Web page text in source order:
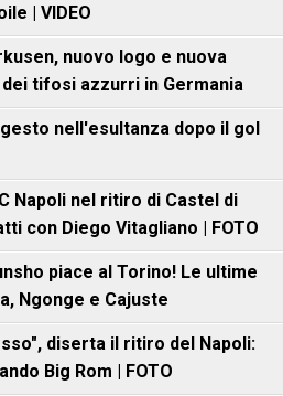
| VIDEO
nuovo logo e nuova
tifosi azzurri in Germania
nell'esultanza dopo il gol
Napoli nel ritiro di Castel di
con Diego Vitagliano | FOTO
piace al Torino! Le ultime
Ngonge e Cajuste
diserta il ritiro del Napoli:
Big Rom | FOTO